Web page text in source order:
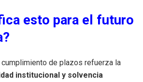
esto para el futuro
de plazos refuerza la
institucional y solvencia